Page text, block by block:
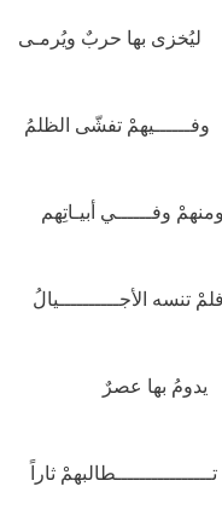
ليُخزى بها حربٌ ويُرمـى
تفشّى الظلمُ
وفــــــي أبيـاتِهم
الأجــــــــــيالُ
يدومُ بها عصرٌ
ثاراً